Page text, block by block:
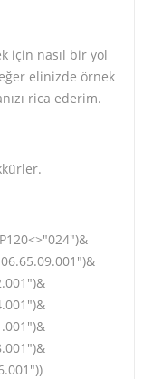
için nasıl bir yol
elinizde örnek
rica ederim.